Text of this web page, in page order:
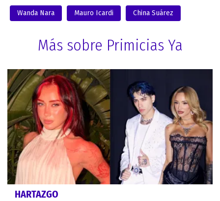
Wanda Nara Mauro Icardi China Suárez
Más sobre Primicias Ya
HARTAZGO